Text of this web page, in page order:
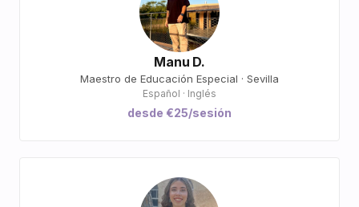
Manu D.
Maestro de Educación Especial · Sevilla
Español · Inglés
desde €25/sesión